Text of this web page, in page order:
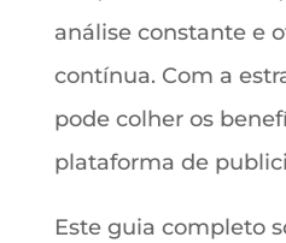
análise constante e
contínua. Com a
pode colher os
plataforma de
Este guia completo